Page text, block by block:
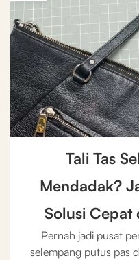
Tali Tas
Mendadak?
Solusi Cepat
Pernah jadi pusat
selempang putus pas